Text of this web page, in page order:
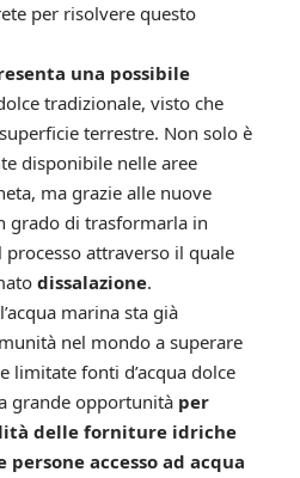
per risolvere questo
una possibile
tradizionale, visto che
terrestre. Non solo è
disponibile nelle aree
ma grazie alle nuove
grado di trasformarla in
processo attraverso il quale
dissalazione.
marina sta già
nel mondo a superare
limitate fonti d’acqua dolce
grande opportunità per
delle forniture idriche
accesso ad acqua